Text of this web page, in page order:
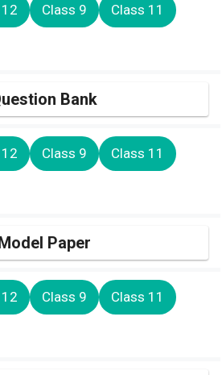
Class 9 Class 11
Bank
Class 9 Class 11
Paper
Class 9 Class 11